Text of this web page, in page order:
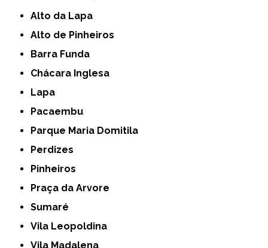
Alto da Lapa
Alto de Pinheiros
Barra Funda
Chácara Inglesa
Lapa
Pacaembu
Parque Maria Domitila
Perdizes
Pinheiros
Praça da Arvore
Sumaré
Vila Leopoldina
Vila Madalena